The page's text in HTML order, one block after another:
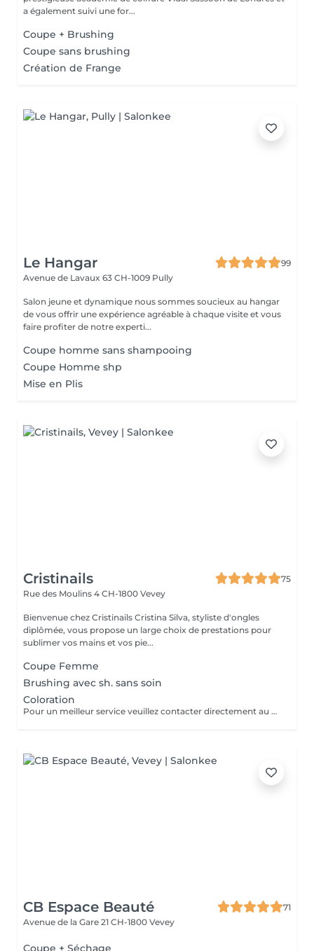
a également suivi une for...
Coupe + Brushing
Coupe sans brushing
Création de Frange
Le Hangar
99
Avenue de Lavaux 63 CH-1009 Pully
Salon jeune et dynamique nous sommes soucieux au hangar
de vous offrir une expérience agréable à chaque visite et vous
faire profiter de notre experti...
Coupe homme sans shampooing
Coupe Homme shp
Mise en Plis
Cristinails
75
Rue des Moulins 4 CH-1800 Vevey
Bienvenue chez Cristinails Cristina Silva, styliste d'ongles
diplômée, vous propose un large choix de prestations pour
sublimer vos mains et vos pie...
Coupe Femme
Brushing avec sh. sans soin
Coloration
Pour un meilleur service veuillez contacter directement au 078/663.97.77 pour la prise de rdv et un diagnostique. Le prix peux varier selon la quantité de produit utiliser par rapport à la taille, épaisseur et quantité de cheveux.
CB Espace Beauté
71
Avenue de la Gare 21 CH-1800 Vevey
Coupe + Séchage